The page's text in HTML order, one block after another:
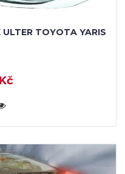
TOYOTA YARIS